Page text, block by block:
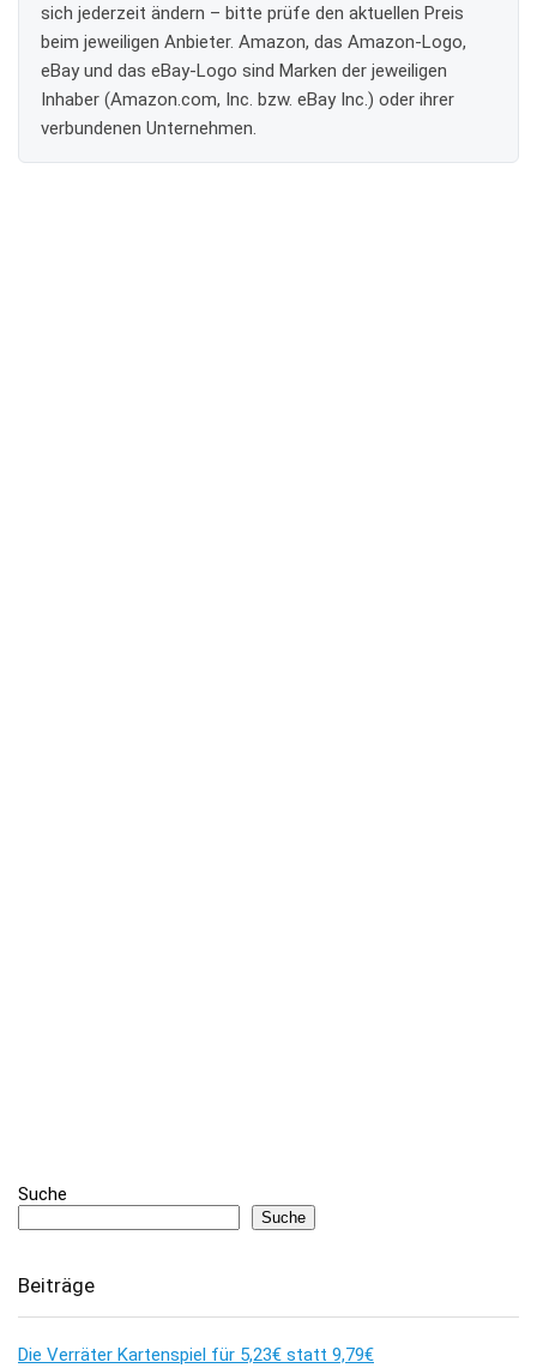
sich jederzeit ändern – bitte prüfe den aktuellen Preis
beim jeweiligen Anbieter. Amazon, das Amazon-Logo,
eBay und das eBay-Logo sind Marken der jeweiligen
Inhaber (Amazon.com, Inc. bzw. eBay Inc.) oder ihrer
verbundenen Unternehmen.
Suche
Suche
Beiträge
Die Verräter Kartenspiel für 5,23€ statt 9,79€